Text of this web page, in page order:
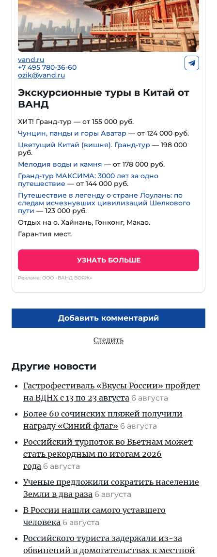
vand.ru
+7 495 780-36-60
ozik@vand.ru
Экскурсионные туры в Китай от
ВАНД
ХИТ! Гранд-тур — от 155 000 руб.
Чунцин, панды и горы Аватар — от 124 000 руб.
Цветущий Китай (вишня). Гранд-тур — 198 000
руб.
Мелодия воды и камня — от 178 000 руб.
Гранд-тур МАКСИМА: 3000 лет за одно
путешествие — от 144 000 руб.
Путешествие в легенду о стране Лоулань: по
следам исчезнувших цивилизаций Шелкового
пути — 123 000 руб.
Отдых на о. Хайнань, Гонконг, Макао.
Гарантия мест.
УЗНАТЬ БОЛЬШЕ
Реклама: ООО «ВАНД ВОЯЖ»
Добавить комментарий
Следить
Другие новости
Гастрофестиваль «Вкусы России» пройдет
на ВДНХ с 13 по 23 августа 6 августа
Более 60 сочинских пляжей получили
награду «Синий флаг» 6 августа
Российский турпоток во Вьетнам может
стать рекордным по итогам 2026
года 6 августа
Ученые предложили сократить население
Земли в два раза 6 августа
В России нашли самого уставшего
человека 6 августа
Российского туриста задержали из-за
обвинений в домогательствах к местной